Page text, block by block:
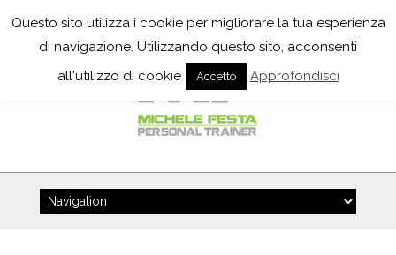
Questo sito utilizza i cookie per migliorare la tua esperienza
di navigazione. Utilizzando questo sito, acconsenti
all'utilizzo di cookie
Accetto Approfondisci